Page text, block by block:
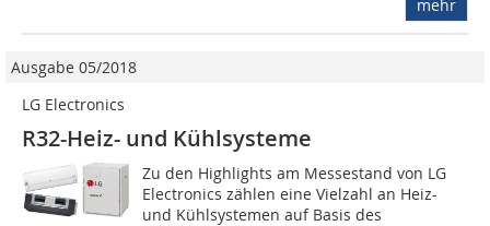
mehr
Ausgabe 05/2018
LG Electronics
R32-Heiz- und Kühlsysteme
Zu den Highlights am Messestand von LG
Electronics zählen eine Vielzahl an Heiz-
und Kühlsystemen auf Basis des